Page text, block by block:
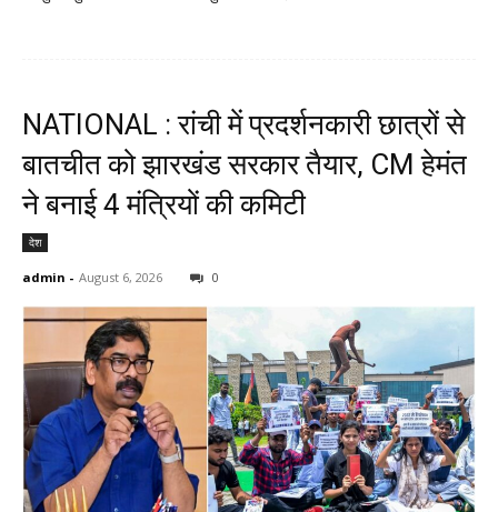
NATIONAL : रांची में प्रदर्शनकारी छात्रों से
बातचीत को झारखंड सरकार तैयार, CM हेमंत
ने बनाई 4 मंत्रियों की कमिटी
देश
admin - August 6, 2026 0